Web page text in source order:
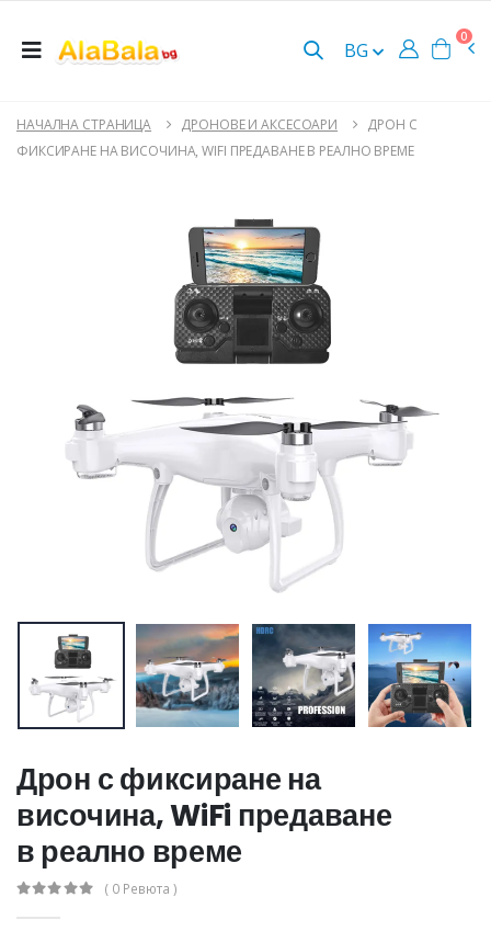
BG
0
НАЧАЛНА СТРАНИЦА ДРОНОВЕ И АКСЕСОАРИ
ДРОН С
ФИКСИРАНЕ НА ВИСОЧИНА, WIFI ПРЕДАВАНЕ В РЕАЛНО ВРЕМЕ
Дрон с фиксиране на
височина, WiFi предаване
в реално време
( 0 Ревюта )